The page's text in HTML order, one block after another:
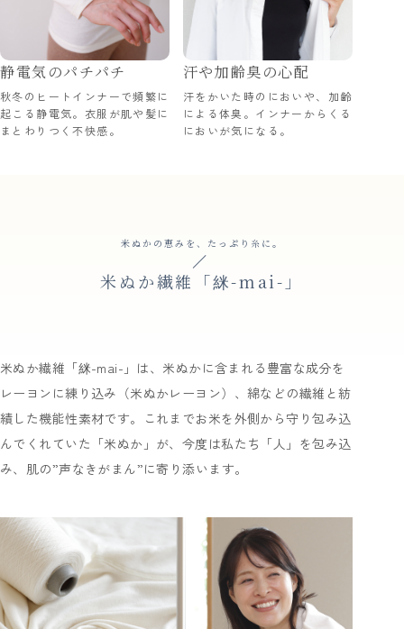
静電気のパチパチ
秋冬のヒートインナーで頻繁に
起こる静電気。衣服が肌や髪に
まとわりつく不快感。
汗や加齢臭の心配
汗をかいた時のにおいや、加齢
による体臭。インナーからくる
においが気になる。
米ぬかの恵みを、たっぷり糸に。
米ぬか繊維「䋛-mai-」
米ぬか繊維「䋛-mai-」は、米ぬかに含まれる豊富な成分を
レーヨンに練り込み（米ぬかレーヨン）、綿などの繊維と紡
績した機能性素材です。これまでお米を外側から守り包み込
んでくれていた「米ぬか」が、今度は私たち「人」を包み込
み、肌の”声なきがまん”に寄り添います。